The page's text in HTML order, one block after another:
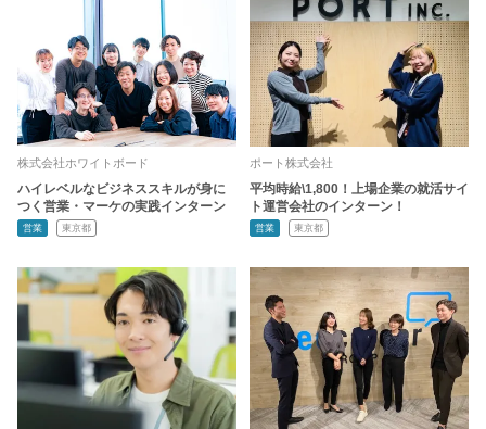
株式会社ホワイトボード
ハイレベルなビジネススキルが身に
つく営業・マーケの実践インターン
営業 東京都
ポート株式会社
平均時給\1,800！上場企業の就活サイ
ト運営会社のインターン！
営業 東京都